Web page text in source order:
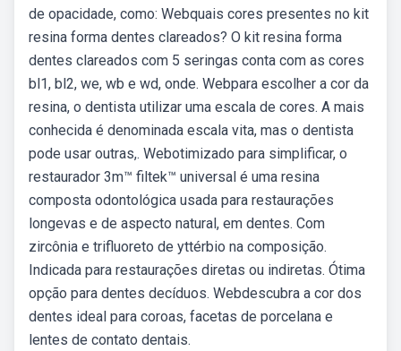
de opacidade, como: Webquais cores presentes no kit
resina forma dentes clareados? O kit resina forma
dentes clareados com 5 seringas conta com as cores
bl1, bl2, we, wb e wd, onde. Webpara escolher a cor da
resina, o dentista utilizar uma escala de cores. A mais
conhecida é denominada escala vita, mas o dentista
pode usar outras,. Webotimizado para simplificar, o
restaurador 3m™ filtek™ universal é uma resina
composta odontológica usada para restaurações
longevas e de aspecto natural, em dentes. Com
zircônia e trifluoreto de yttérbio na composição.
Indicada para restaurações diretas ou indiretas. Ótima
opção para dentes decíduos. Webdescubra a cor dos
dentes ideal para coroas, facetas de porcelana e
lentes de contato dentais.